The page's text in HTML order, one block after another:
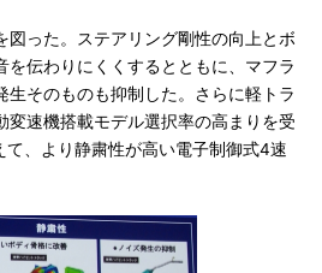
った。ステアリング剛性の向上とボ
を伝わりにくくするとともに、マフラ
生そのものも抑制した。さらに軽トラ
変速機搭載モデル選択率の高まりを受
て、より静粛性が高い電子制御式4速